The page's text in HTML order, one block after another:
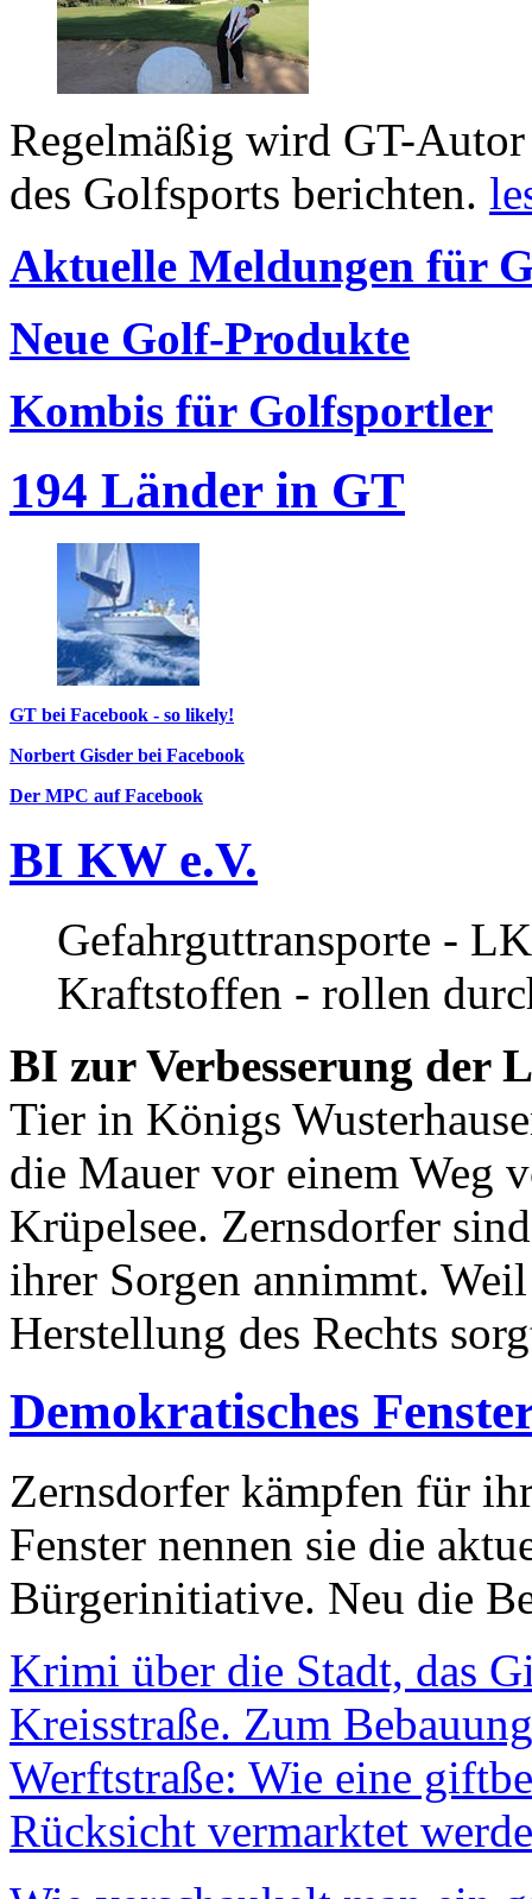
Regelmäßig wird GT-
des Golfsports berichten.
Aktuelle Meldungen für
Neue Golf-Produkte
Kombis für Golfsportler
194 Länder in GT
GT bei Facebook - so likely!
Norbert Gisder bei Facebook
Der MPC auf Facebook
BI KW e.V.
Gefahrguttransporte -
Kraftstoffen - rollen
BI zur Verbesserung der
Tier in Königs
die Mauer vor einem Weg
Krüpelsee. Zernsdorfer
ihrer Sorgen annimmt.
Herstellung des Rechts
Demokratisches
Zernsdorfer kämpfen für
Fenster nennen sie die
Bürgerinitiative. Neu die
Krimi über die Stadt, das
Kreisstraße. Zum
Werftstraße: Wie eine
Rücksicht vermarktet